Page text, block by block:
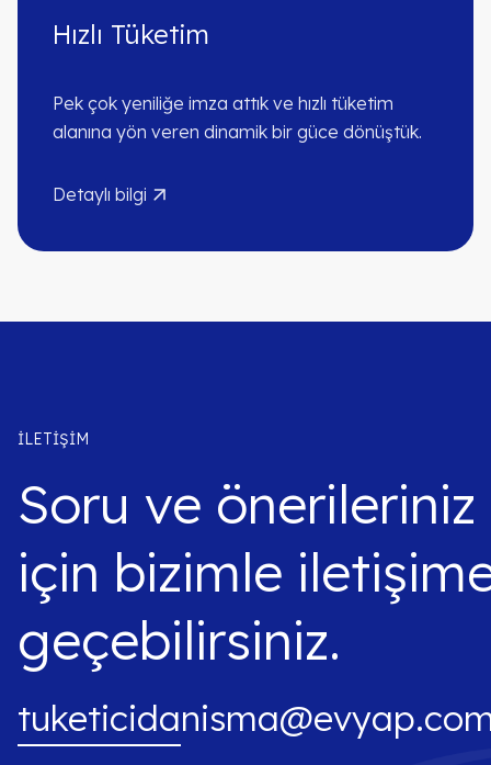
Hızlı Tüketim
Pek çok yeniliğe imza attık ve hızlı tüketim
alanına yön veren dinamik bir güce dönüştük.
Detaylı bilgi
İLETIŞIM
Soru ve önerileriniz
için bizimle
geçebilirsiniz.